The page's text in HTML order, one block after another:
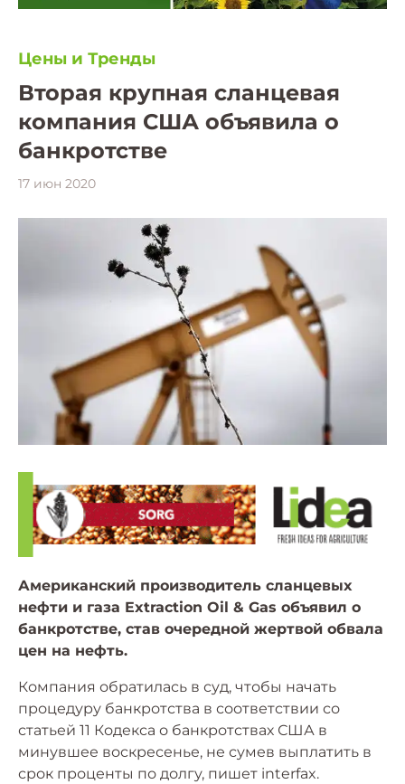
Цены и Тренды
Вторая крупная сланцевая
компания США объявила о
банкротстве
17 июн 2020
Американский производитель сланцевых
нефти и газа Extraction Oil & Gas объявил о
банкротстве, став очередной жертвой обвала
цен на нефть.
Компания обратилась в суд, чтобы начать
процедуру банкротства в соответствии со
статьей 11 Кодекса о банкротствах США в
минувшее воскресенье, не сумев выплатить в
срок проценты по долгу, пишет interfax.